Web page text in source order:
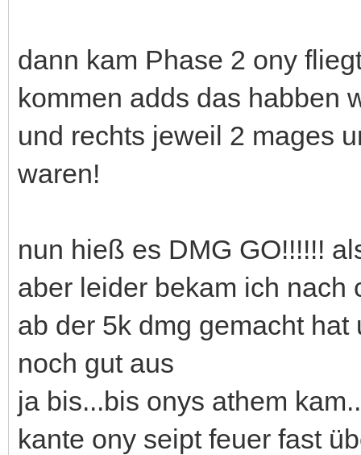
dann kam Phase 2 ony
kommen adds das habben
und rechts jeweil 2 mages
waren!
nun hieß es DMG GO!!!!!!
aber leider bekam ich nach
ab der 5k dmg gemacht
noch gut aus
ja bis...bis onys athem
kante ony seipt feuer fast